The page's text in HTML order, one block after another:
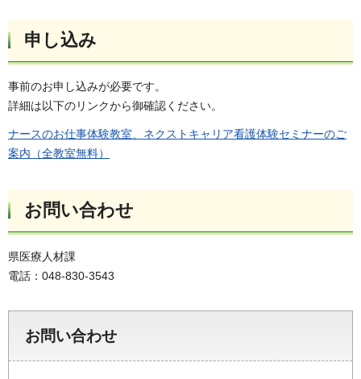
申し込み
事前のお申し込みが必要です。
詳細は以下のリンクから御確認ください。
ナースのお仕事体験教室、ネクストキャリア看護体験セミナーのご
案内（全教室無料）
お問い合わせ
県医療人材課
電話：048-830-3543
お問い合わせ